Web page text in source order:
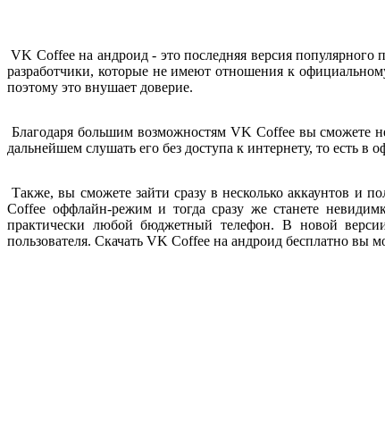
VK Coffee на андроид - это последняя версия
разработчики, которые не имеют отношения к
поэтому это внушает доверие.
Благодаря большим возможностям VK Coffee вы сможете
дальнейшем слушать его без доступа к интернету, то есть
Также, вы сможете зайти сразу в несколько аккаунтов и
Coffee оффлайн-режим и тогда сразу же станете
практически любой бюджетный телефон. В новой
пользователя. Скачать VK Coffee на андроид бесплатно вы